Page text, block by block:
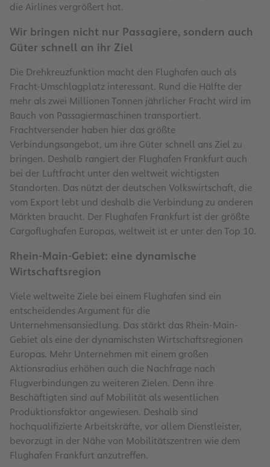
die Airlines vergrößert hat.
Wir bringen nicht nur Passagiere, sondern auch
Güter schnell an ihr Ziel
Die Drehkreuzfunktion macht den Flughafen auch als
Fracht-Umschlagplatz interessant. Rund die Hälfte der
mehr als zwei Millionen Tonnen jährlicher Fracht wird im
Bauch von Passagiermaschinen transportiert.
Frachtversender haben hier das größte
Verbindungsangebot, um ihre Güter schnell ans Ziel zu
bringen. Deshalb rangiert der Flughafen Frankfurt auch
bei der Luftfracht unter den weltweit wichtigsten
Standorten. Das nützt der deutschen Volkswirtschaft, die
vom Export lebt und deshalb die Verbindung zu anderen
Märkten braucht. Der Flughafen Frankfurt ist der größte
Cargoflughafen Europas, weltweit ist er unter den Top 10.
Rhein-Main-Gebiet: eine dynamische
Wirtschaftsregion
Viele weltweite Ziele bei einem Flughafen sind ein
entscheidendes Argument für die
Unternehmensansiedlung. Das stärkt das Rhein-Main-
Gebiet als eine der dynamischsten Wirtschaftsregionen
Europas. Mehr Unternehmen mit einem großen
Aktionsradius erhöhen auch die Nachfrage nach
Flugverbindungen zu weiteren Zielen. Denn ihre
Beschäftigten sind auf Mobilität als wesentlichen
Produktionsfaktor angewiesen. Deshalb sind
hochqualifizierte Arbeitskräfte, vor allem Dienstleister,
bevorzugt in der Nähe von Mobilitätszentren wie dem
Flughafen Frankfurt anzutreffen.